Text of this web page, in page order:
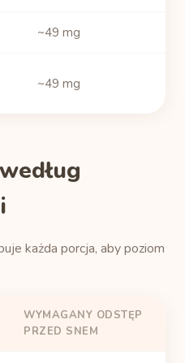
~49 mg
~49 mg
każda porcja, aby poziom
WYMAGANY ODSTĘP
PRZED SNEM